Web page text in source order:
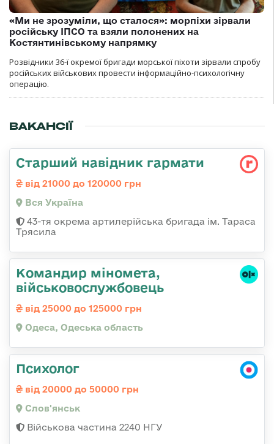
«Ми не зрозуміли, що сталося»: морпіхи зірвали
російську ІПСО та взяли полонених на
Костянтинівському напрямку
Розвідники 36-ї окремої бригади морської піхоти зірвали спробу
російських військових провести інформаційно-психологічну
операцію.
ВАКАНСІЇ
Старший навідник гармати
від 21000 до 120000 грн
Вся Україна
43-тя окрема артилерійська бригада ім. Тараса
Трясила
Командиp міномета,
військовослужбовець
від 25000 до 125000 грн
Одеса, Одеська область
Психолог
від 20000 до 50000 грн
Слов'янськ
Військова частина 2240 НГУ